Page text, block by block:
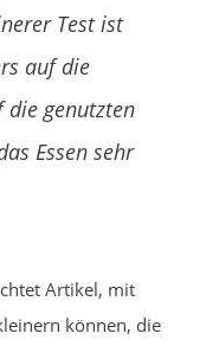
Test ist
auf die
die genutzten
Essen sehr
Artikel, mit
können, die